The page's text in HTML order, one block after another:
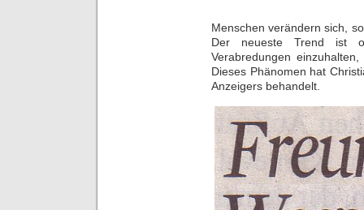
Menschen verändern sich,
Der neueste Trend ist
Verabredungen
Dieses Phänomen hat
Anzeigers behandelt.